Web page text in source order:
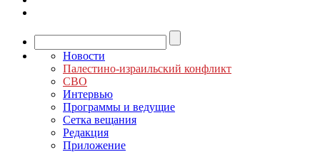
Новости
Палестино-израильский конфликт
СВО
Интервью
Программы и ведущие
Сетка вещания
Редакция
Приложение